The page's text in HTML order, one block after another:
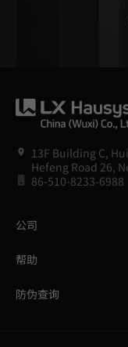
13F Building C,
Hefeng Road 26,
86-510-8233-6988
公司
帮助
防伪查询